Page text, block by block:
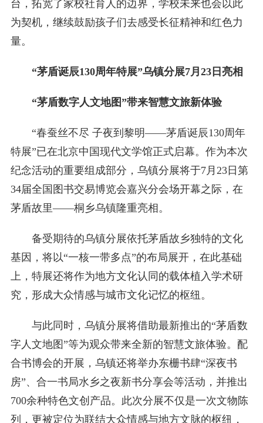
台，拓宽了家校社育人的边界，学校未来也会以此
为契机，继续鼓励孩子们去感受长征精神和红色力
量。
“茅盾诞辰130周年特展”乌镇分展7月23日亮相
“茅盾数字人文地图”带来智慧文旅新体验
“春蚕丝不尽 子夜到黎明——茅盾诞辰130周年
特展”已在北京中国现代文学馆正式启幕。作为本次
纪念活动的重要组成部分，乌镇分展将于7月23日第
34届全国图书交易博览会嘉兴分会场开幕之际，在
茅盾故里——桐乡乌镇隆重亮相。
备受期待的乌镇分展依托茅盾故乡独特的文化
基因，将以“一核一带多点”的布局展开，在此基础
上，特展还将作为地方文化认同的载体植入学术研
究，形成大众情感与城市文化记忆的枢纽。
与此同时，乌镇分展将借助最新推出的“茅盾数
字人文地图”等为观众带来全新的智慧文旅体验。配
合书博会的开展，乌镇还将举办东栅书肆“深夜书
房”、合一书局水乡之夜新书分享会等活动，并推出
700余种特色文创产品。此次分展不仅是一次文物陈
列，更被定位为联结大众情感与地方文脉的枢纽，